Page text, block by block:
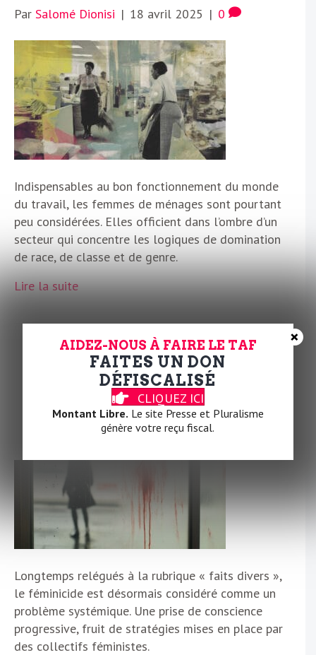
Par Salomé Dionisi | 18 avril 2025 | 0
Indispensables au bon fonctionnement du monde
du travail, les femmes de ménages sont pourtant
peu considérées. Elles officient dans l’ombre d’un
secteur qui concentre les logiques de domination
de race, de classe et de genre.
Lire la suite
Féminicides : du fait divers au
fait de société
Salomé Dionisi|4 avril 2025|
Longtemps relégués à la rubrique « faits divers »,
le féminicide est désormais considéré comme un
problème systémique. Une prise de conscience
progressive, fruit de stratégies mises en place par
des collectifs féministes.
AIDEZ-NOUS À FAIRE LE TAF
FAITES UN DON
DÉFISCALISÉ
CLIQUEZ ICI
Montant Libre. Le site Presse et Pluralisme
génère votre reçu fiscal.
×